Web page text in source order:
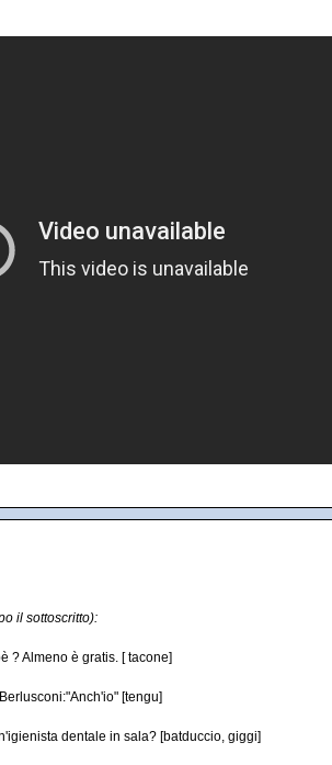
il sottoscritto):
? Almeno è gratis. [ tacone]
[tengu]
dentale in sala? [batduccio, giggi]